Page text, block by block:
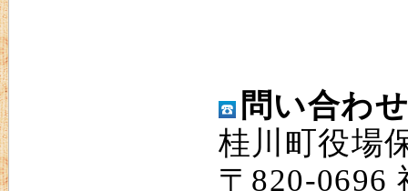
問い合わ
桂川町役場
〒820-0696